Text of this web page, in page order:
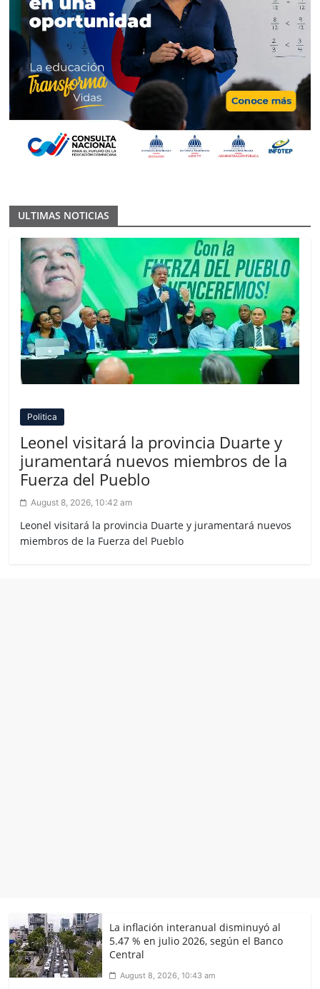
ULTIMAS NOTICIAS
Politica
Leonel visitará la provincia Duarte y
juramentará nuevos miembros de la
Fuerza del Pueblo
August 8, 2026, 10:42 am
Leonel visitará la provincia Duarte y juramentará nuevos
miembros de la Fuerza del Pueblo
La inflación interanual disminuyó al
5.47 % en julio 2026, según el Banco
Central
August 8, 2026, 10:43 am